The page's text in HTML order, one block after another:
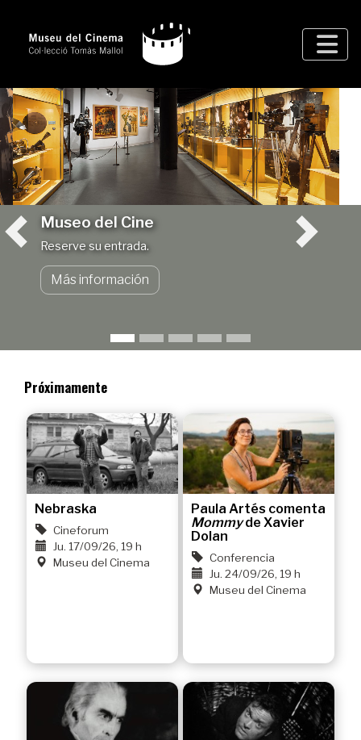
Museo del Cine
Reserve su entrada.
Más información
Próximamente
Nebraska
Cineforum
Ju. 17/09/26, 19 h
Museu del Cinema
Paula Artés comenta
Mommyde Xavier
Dolan
Conferencia
Ju. 24/09/26, 19 h
Museu del Cinema